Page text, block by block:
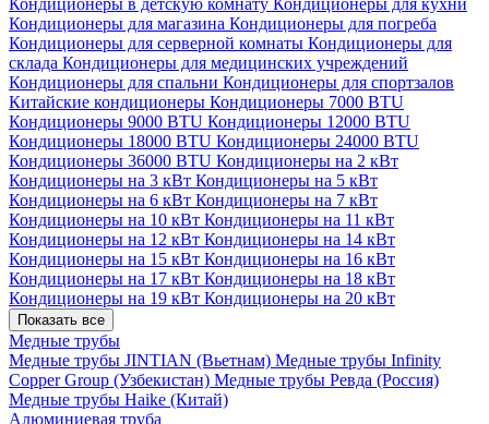
Кондиционеры в детскую комнату Кондиционеры для кухни
Кондиционеры для магазина Кондиционеры для погреба
Кондиционеры для серверной комнаты Кондиционеры для
склада Кондиционеры для медицинских учреждений
Кондиционеры для спальни Кондиционеры для спортзалов
Китайские кондиционеры Кондиционеры 7000 BTU
Кондиционеры 9000 BTU Кондиционеры 12000 BTU
Кондиционеры 18000 BTU Кондиционеры 24000 BTU
Кондиционеры 36000 BTU Кондиционеры на 2 кВт
Кондиционеры на 3 кВт Кондиционеры на 5 кВт
Кондиционеры на 6 кВт Кондиционеры на 7 кВт
Кондиционеры на 10 кВт Кондиционеры на 11 кВт
Кондиционеры на 12 кВт Кондиционеры на 14 кВт
Кондиционеры на 15 кВт Кондиционеры на 16 кВт
Кондиционеры на 17 кВт Кондиционеры на 18 кВт
Кондиционеры на 19 кВт Кондиционеры на 20 кВт
Показать все
Медные трубы
Медные трубы JINTIAN (Вьетнам) Медные трубы Infinity
Copper Group (Узбекистан) Медные трубы Ревда (Россия)
Медные трубы Haike (Китай)
Алюминиевая труба